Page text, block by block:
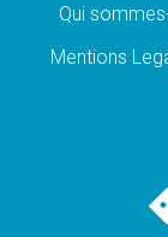
Qui
Mentions